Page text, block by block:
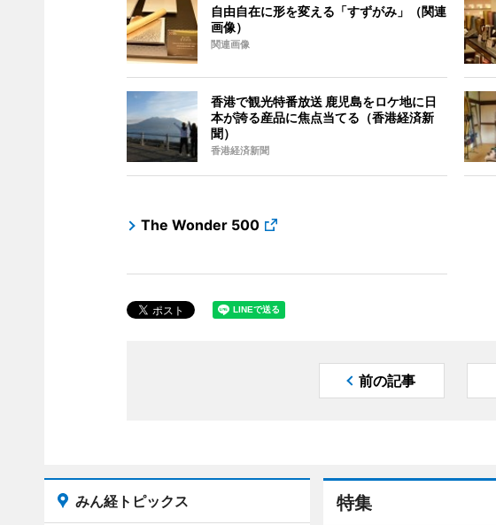
自由自在に形を変える「すずがみ」（関連
画像）
関連画像
香港で観光特番放送 鹿児島をロケ地に日
本が誇る産品に焦点当てる（香港経済新
聞）
香港経済新聞
The Wonder 500
前の記事
特集
みん経トピックス